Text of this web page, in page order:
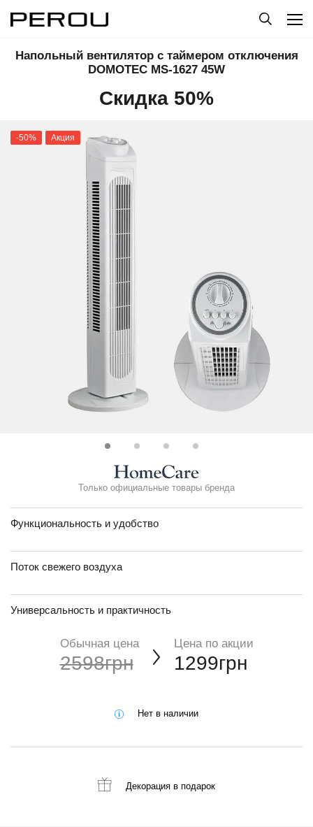
Напольный вентилятор с таймером отключения
DOMOTEC MS-1627 45W
Скидка 50%
-50% Акция
Только официальные товары бренда
Функциональность и удобство
Поток свежего воздуха
Универсальность и практичность
Обычная цена
2598грн
Цена по акции
1299грн
Нет в наличии
Декорация в подарок